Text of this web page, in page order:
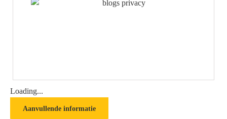
Loading...
Aanvullende informatie